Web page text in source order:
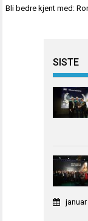
Bli bedre kjent med:
SISTE